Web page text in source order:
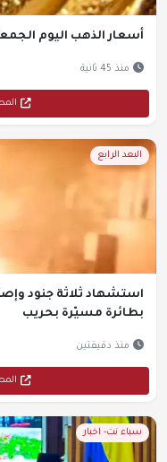
أسعار الذهب اليوم الجمعة 7 أغسطس 2026 في
منذ 45 ثانية
البعد الرابع
استشهاد ثلاثة جنود
بطائرة مسيّرة بحريب
منذ دقيقتين
سباء نت- اخبار